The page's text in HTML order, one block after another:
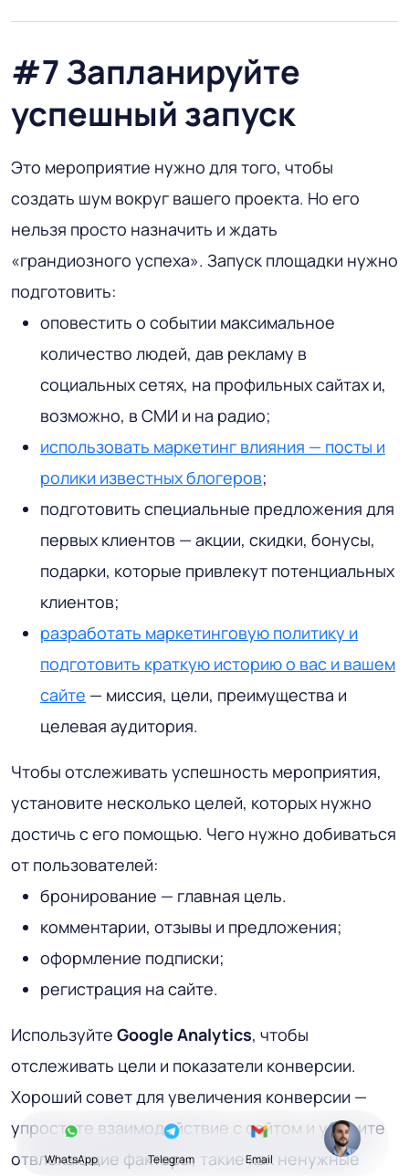
#7 Запланируйте
успешный запуск
Это мероприятие нужно для того, чтобы
создать шум вокруг вашего проекта. Но его
нельзя просто назначить и ждать
«грандиозного успеха». Запуск площадки нужно
подготовить:
оповестить о событии максимальное
количество людей, дав рекламу в
социальных сетях, на профильных сайтах и,
возможно, в СМИ и на радио;
использовать маркетинг влияния — посты и
ролики известных блогеров;
подготовить специальные предложения для
первых клиентов — акции, скидки, бонусы,
подарки, которые привлекут потенциальных
клиентов;
разработать маркетинговую политику и
подготовить краткую историю о вас и вашем
сайте — миссия, цели, преимущества и
целевая аудитория.
Чтобы отслеживать успешность мероприятия,
установите несколько целей, которых нужно
достичь с его помощью. Чего нужно добиваться
от пользователей:
бронирование — главная цель.
комментарии, отзывы и предложения;
оформление подписки;
регистрация на сайте.
Используйте Google Analytics, чтобы
отслеживать цели и показатели конверсии.
Хороший совет для увеличения конверсии —
упростите взаимодействие с сайтом и уберите
отвлекающие факторы, такие как ненужные
WhatsApp Telegram Email